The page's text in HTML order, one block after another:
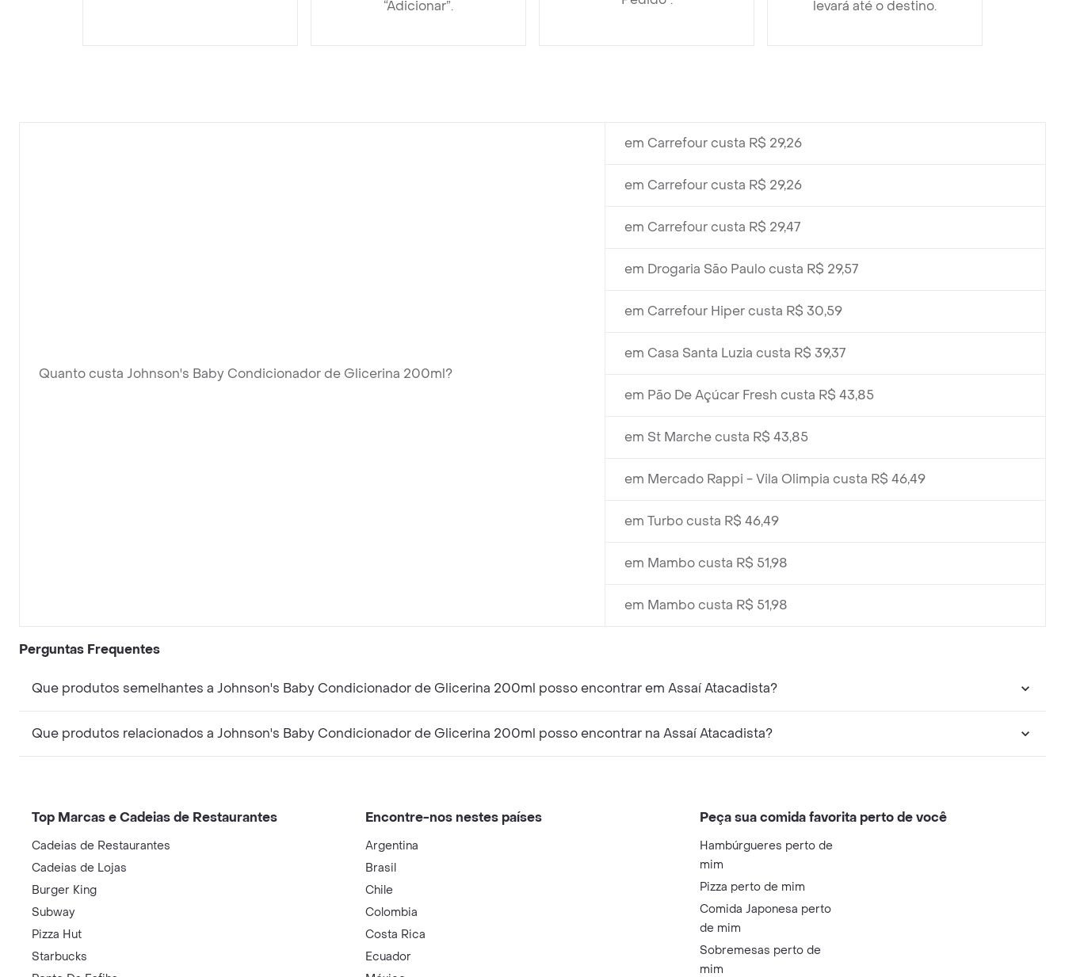
“Adicionar”.
levará até o destino.
Quanto custa Johnson's Baby Condicionador de Glicerina 200ml?
em Carrefour custa R$ 29,26
em Carrefour custa R$ 29,26
em Carrefour custa R$ 29,47
em Drogaria São Paulo custa R$ 29,57
em Carrefour Hiper custa R$ 30,59
em Casa Santa Luzia custa R$ 39,37
em Pão De Açúcar Fresh custa R$ 43,85
em St Marche custa R$ 43,85
em Mercado Rappi - Vila Olimpia custa R$ 46,49
em Turbo custa R$ 46,49
em Mambo custa R$ 51,98
em Mambo custa R$ 51,98
Perguntas Frequentes
Que produtos semelhantes a Johnson's Baby Condicionador de Glicerina 200ml posso encontrar em Assaí Atacadista?
Que produtos relacionados a Johnson's Baby Condicionador de Glicerina 200ml posso encontrar na Assaí Atacadista?
Top Marcas e Cadeias de Restaurantes
Cadeias de Restaurantes
Cadeias de Lojas
Burger King
Subway
Pizza Hut
Starbucks
Encontre-nos nestes países
Argentina
Brasil
Chile
Colombia
Costa Rica
Ecuador
Peça sua comida favorita perto de você
Hambúrgueres perto de
mim
Pizza perto de mim
Comida Japonesa perto
de mim
Sobremesas perto de
mim